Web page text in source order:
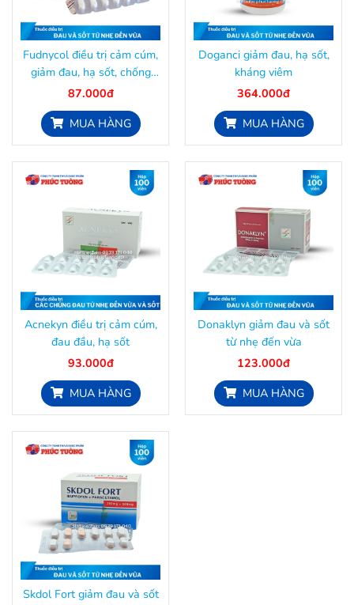
Fudnycol điều trị cảm cúm,
giảm đau, hạ sốt, chống
viêm
87.000đ
MUA HÀNG
Doganci giảm đau, hạ sốt,
kháng viêm
364.000đ
MUA HÀNG
Acnekyn điều trị cảm cúm,
đau đầu, hạ sốt
93.000đ
MUA HÀNG
Donaklyn giảm đau và sốt
từ nhẹ đến vừa
123.000đ
MUA HÀNG
Skdol Fort giảm đau và sốt